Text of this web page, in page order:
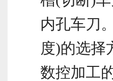
内孔车刀
度)的选择
数控加工